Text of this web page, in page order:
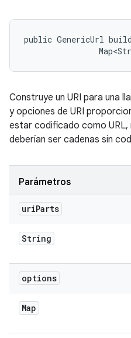
public GenericUrl
Construye un URI para una
y opciones de URI
estar codificado como URL,
deberían ser cadenas sin
Parámetros
uriParts
String
options
Map